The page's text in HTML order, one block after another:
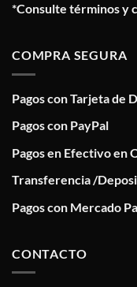
*Consulte términos y
COMPRA SEGURA
Pagos con Tarjeta de
Pagos con PayPal
Pagos en Efectivo en
Transferencia /
Pagos con Mercado
CONTACTO